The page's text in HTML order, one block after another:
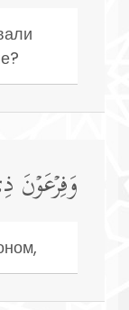
وَفِرۡعَوۡنَ